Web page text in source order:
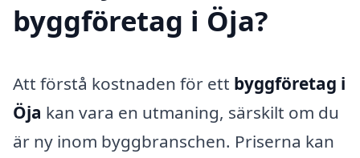
byggföretag i Öja?
Att förstå kostnaden för ett byggföretag i
Öja kan vara en utmaning, särskilt om du
är ny inom byggbranschen. Priserna kan